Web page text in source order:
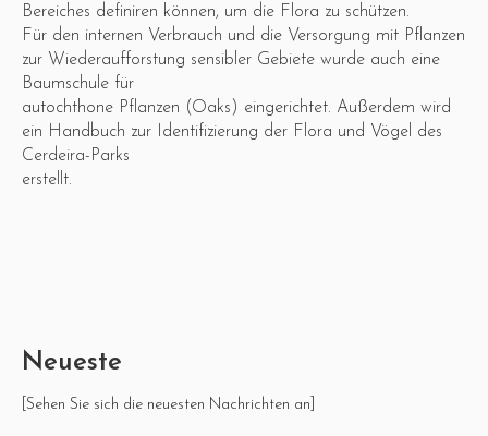
Bereiches definiren können, um die Flora zu schützen.
Für den internen Verbrauch und die Versorgung mit Pflanzen
zur Wiederaufforstung sensibler Gebiete wurde auch eine
Baumschule für
autochthone Pflanzen (Oaks) eingerichtet. Außerdem wird
ein Handbuch zur Identifizierung der Flora und Vögel des
Cerdeira-Parks
erstellt.
Neueste
[Sehen Sie sich die neuesten Nachrichten an]